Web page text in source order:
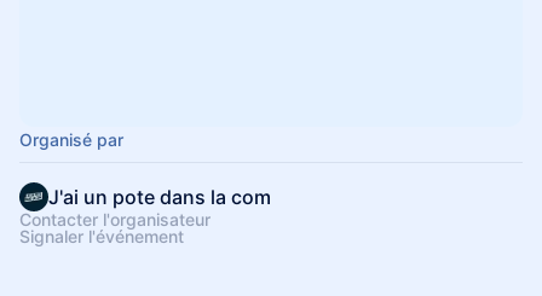
Organisé par
J'ai un pote dans la com
Contacter l'organisateur
Signaler l'événement